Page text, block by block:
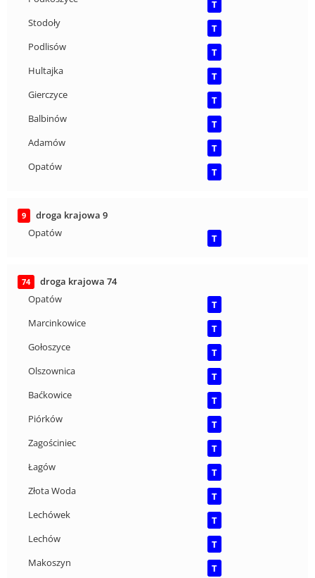
T
Stodoły
T
Podlisów
T
Hultajka
T
Gierczyce
T
Balbinów
T
Adamów
T
Opatów
T
9
droga krajowa 9
Opatów
T
74
droga krajowa 74
Opatów
T
Marcinkowice
T
Gołoszyce
T
Olszownica
T
Baćkowice
T
Piórków
T
Zagościniec
T
Łagów
T
Złota Woda
T
Lechówek
T
Lechów
T
Makoszyn
T